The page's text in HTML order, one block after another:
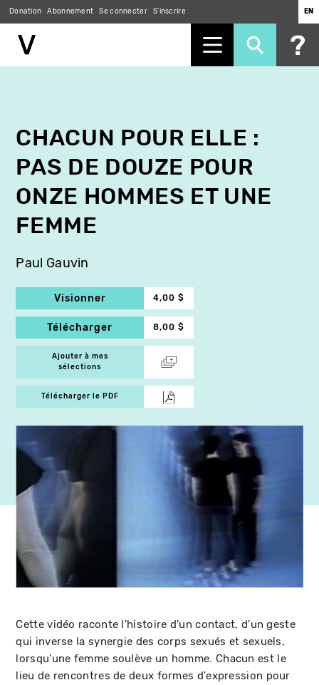
Donation Abonnement Se connecter S'inscrire EN
CHACUN POUR ELLE :
PAS DE DOUZE POUR
ONZE HOMMES ET UNE
FEMME
Paul Gauvin
Visionner 4,00 $
Télécharger 8,00 $
Ajouter à mes
sélections
Télécharger le PDF
Cette vidéo raconte l'histoire d'un contact, d'un geste
qui inverse la synergie des corps sexués et sexuels,
lorsqu'une femme soulève un homme. Chacun est le
lieu de rencontres de deux formes d'expression pour